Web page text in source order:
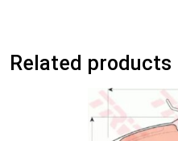
Related products